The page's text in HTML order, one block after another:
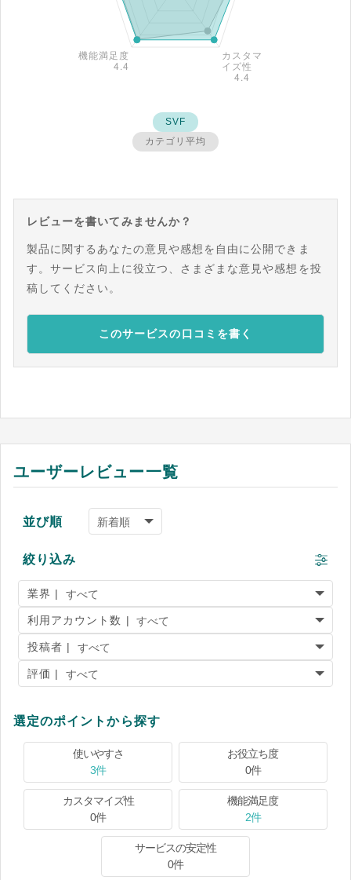
SVF
カテゴリ平均
レビューを書いてみませんか？
製品に関するあなたの意見や感想を自由に公開できま
す。サービス向上に役立つ、さまざまな意見や感想を投
稿してください。
このサービスの口コミを書く
ユーザーレビュー一覧
並び順
絞り込み
業界 |
利用アカウント数 |
投稿者 |
評価 |
選定のポイントから探す
使いやすさ
3件
お役立ち度
0件
カスタマイズ性
0件
機能満足度
2件
サービスの安定性
0件